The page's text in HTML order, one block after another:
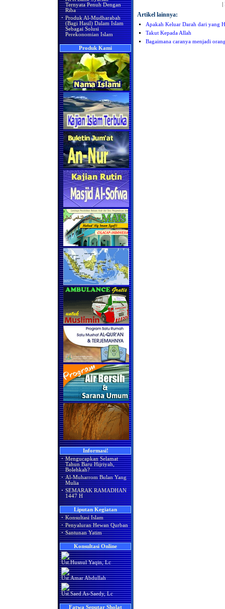
Ternyata Penuh Dengan
Riba
· Produk Al-Mudharabah
(Bagi Hasil) Dalam Islam
Sebagai Solusi
Perekonomian Islam
Produk Kami
Informasi!
· Mengucapkan Selamat
Tahun Baru Hijriyah,
Bolehkah?
· Al-Muharrom Bulan Yang
Mulia
· SEMARAK RAMADHAN
1447 H
Liputan Kegiatan
· Konsultasi Islam
· Penyaluran Hewan Qurban
· Santunan Yatim
Konsultasi Online
Ust.Husnul Yaqin, Lc
Ust.Amar Abdullah
Ust.Saed As-Saedy, Lc
Fatwa Seputar Sholat
|
Artikel lainnya:
Apakah Keluar Darah dari yang
Takut Kepada Allah
Bagaimana caranya menjadi